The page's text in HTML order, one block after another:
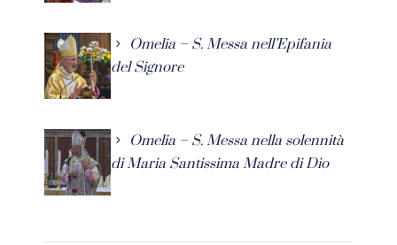
Omelia – S. Messa nell’Epifania
del Signore
Omelia – S. Messa nella solennità
di Maria Santissima Madre di Dio